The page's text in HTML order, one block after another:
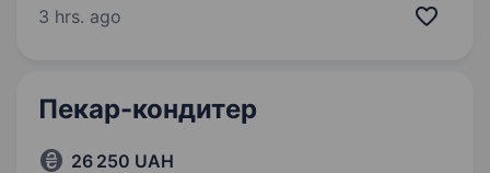
Пунктуальність Умови роботи: Офіційне
3 hrs. ago
Пекар-кондитер
26 250 UAH